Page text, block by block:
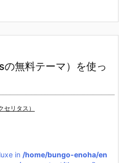
無料テーマ）を使っ
リタス）
in /home/bungo-enoha/en